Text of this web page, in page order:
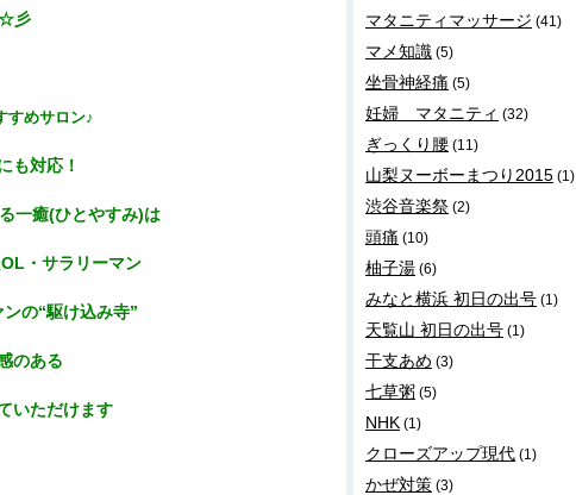
☆彡
すめサロン♪
も対応！
一癒(ひとやすみ)は
・サラリーマン
の“駆け込み寺”
のある
いただけます
マタニティマッサージ (41)
マメ知識 (5)
坐骨神経痛 (5)
妊婦 マタニティ (32)
ぎっくり腰 (11)
山梨ヌーボーまつり2015 (1)
渋谷音楽祭 (2)
頭痛 (10)
柚子湯 (6)
みなと横浜 初日の出号 (1)
天覧山 初日の出号 (1)
干支あめ (3)
七草粥 (5)
NHK (1)
クローズアップ現代 (1)
かぜ対策 (3)